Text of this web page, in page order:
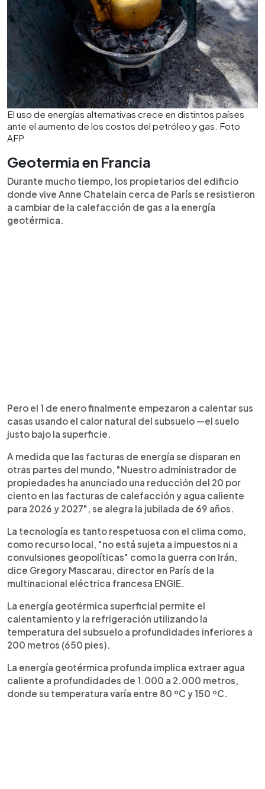
El uso de energías alternativas crece en distintos países
ante el aumento de los costos del petróleo y gas. Foto
AFP
Geotermia en Francia
Durante mucho tiempo, los propietarios del edificio
donde vive Anne Chatelain cerca de París se resistieron
a cambiar de la calefacción de gas a la energía
geotérmica.
Pero el 1 de enero finalmente empezaron a calentar sus
casas usando el calor natural del subsuelo —el suelo
justo bajo la superficie.
A medida que las facturas de energía se disparan en
otras partes del mundo, "Nuestro administrador de
propiedades ha anunciado una reducción del 20 por
ciento en las facturas de calefacción y agua caliente
para 2026 y 2027", se alegra la jubilada de 69 años.
La tecnología es tanto respetuosa con el clima como,
como recurso local, "no está sujeta a impuestos ni a
convulsiones geopolíticas" como la guerra con Irán,
dice Gregory Mascarau, director en París de la
multinacional eléctrica francesa ENGIE.
La energía geotérmica superficial permite el
calentamiento y la refrigeración utilizando la
temperatura del subsuelo a profundidades inferiores a
200 metros (650 pies).
La energía geotérmica profunda implica extraer agua
caliente a profundidades de 1.000 a 2.000 metros,
donde su temperatura varía entre 80 ºC y 150 ºC.